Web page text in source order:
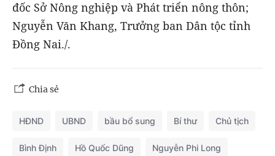
đốc Sở Nông nghiệp và Phát triển nông thôn;
Nguyễn Văn Khang, Trưởng ban Dân tộc tỉnh
Đồng Nai./.
Chia sẻ
HĐND UBND bầu bổ sung Bí thư Chủ tịch
Bình Định Hồ Quốc Dũng Nguyễn Phi Long